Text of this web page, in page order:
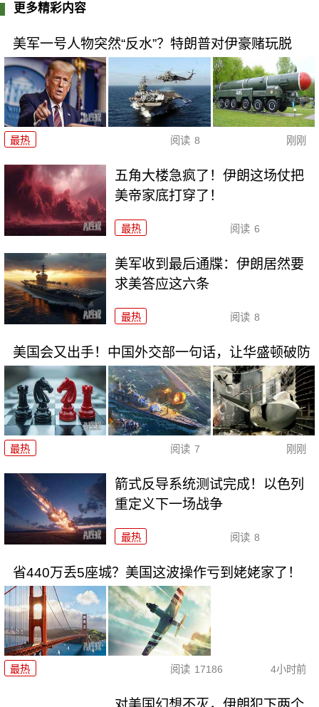
更多精彩内容
美军一号人物突然“反水”？特朗普对伊豪赌玩脱
最热 阅读 8 刚刚
五角大楼急疯了！伊朗这场仗把
美帝家底打穿了！
最热 阅读 6
美军收到最后通牒：伊朗居然要
求美答应这六条
最热 阅读 8
美国会又出手！中国外交部一句话，让华盛顿破防
最热 阅读 7 刚刚
箭式反导系统测试完成！以色列
重定义下一场战争
最热 阅读 8
省440万丢5座城？美国这波操作亏到姥姥家了！
最热 阅读 17186 4小时前